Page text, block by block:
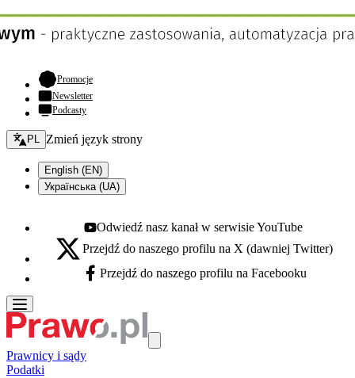
Promocje- otwiera się w nowej karcie
Newsletter
Podcasty
Zmień język - bieżący:
PL Zmień język strony
English (EN)
Українська (UA)
Youtube - otwiera się w nowej karcie
Odwiedź nasz kanał w serwisie YouTube
X - otwiera się w nowej karcie
Przejdź do naszego profilu na X (dawniej Twitter)
Facebook - otwiera się w nowej karcie
Przejdź do naszego profilu na Facebooku
Prawnicy i sądy
Podatki